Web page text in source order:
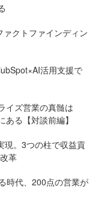
クトファインディン
活用支援で
イズ営業の真髄は
ある【対談前編】
現。3つの柱で収益貢
革
時代、200点の営業が